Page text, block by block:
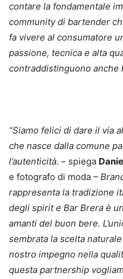
contare la fondamentale
community di bartender
fa vivere al consumatore
passione, tecnica e alta
contraddistinguono anche
“Siamo felici di dare il via
che nasce dalla comune
l’autenticità. – spiega
e fotografo di moda –
rappresenta la tradizione
degli spirit e Bar Brera è
amanti del buon bere.
sembrata la scelta
nostro impegno nella
questa partnership